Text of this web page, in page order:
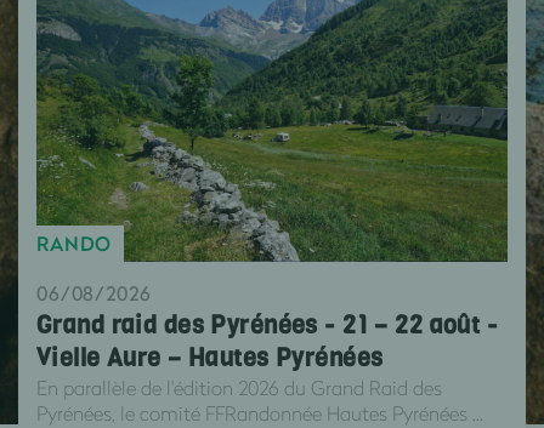
RANDO
06/08/2026
Grand raid des Pyrénées - 21 – 22 août -
Vielle Aure – Hautes Pyrénées
En parallèle de l'édition 2026 du Grand Raid des
Pyrénées, le comité FFRandonnée Hautes Pyrénées ...